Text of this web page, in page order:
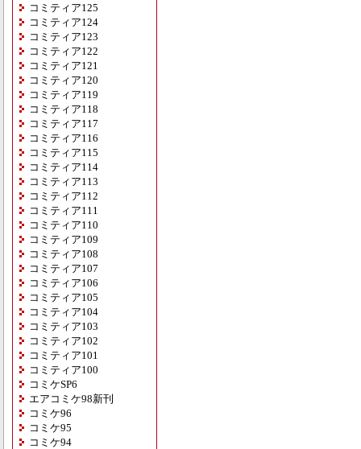
コミティア125
コミティア124
コミティア123
コミティア122
コミティア121
コミティア120
コミティア119
コミティア118
コミティア117
コミティア116
コミティア115
コミティア114
コミティア113
コミティア112
コミティア111
コミティア110
コミティア109
コミティア108
コミティア107
コミティア106
コミティア105
コミティア104
コミティア103
コミティア102
コミティア101
コミティア100
コミケSP6
エアコミケ98新刊
コミケ96
コミケ95
コミケ94